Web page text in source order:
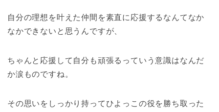
自分の理想を叶えた仲間を素直に応援するなんてなか
なかできないと思うんですが、
ちゃんと応援して自分も頑張るっていう意識はなんだ
か涙ものですね。
その思いをしっかり持ってひよっこの役を勝ち取った